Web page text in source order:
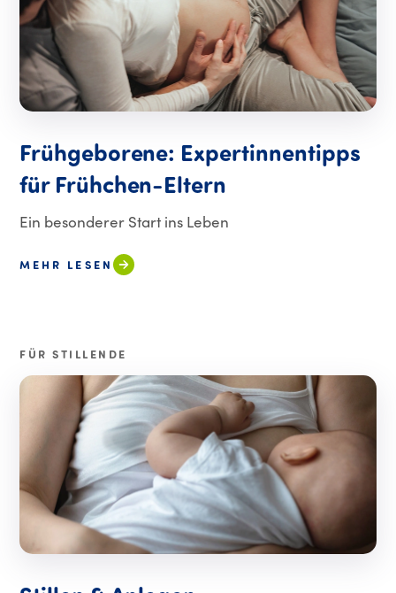
Frühgeborene: Expertinnentipps
für Frühchen-Eltern
Ein besonderer Start ins Leben
MEHR LESEN
FÜR STILLENDE